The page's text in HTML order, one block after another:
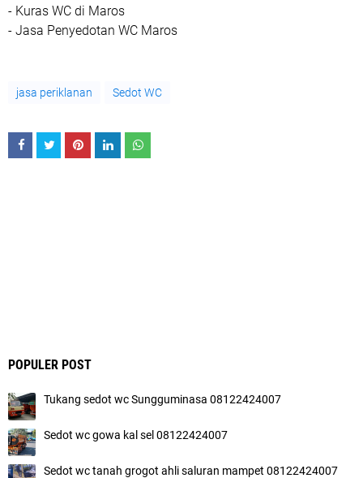
- Kuras WC di Maros
- Jasa Penyedotan WC Maros
jasa periklanan Sedot WC
POPULER POST
Tukang sedot wc Sungguminasa 08122424007
Sedot wc gowa kal sel 08122424007
Sedot wc tanah grogot ahli saluran mampet 08122424007